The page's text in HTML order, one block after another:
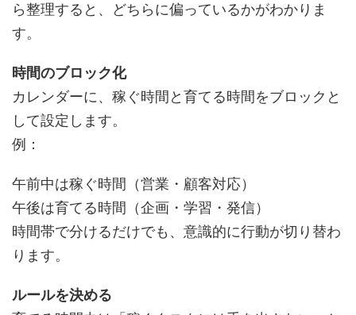
ら整理すると、どちらに偏っているかがわかりま
す。
時間のブロック化
カレンダーに、稼ぐ時間と育てる時間をブロックと
して設定します。
例：
午前中は稼ぐ時間（営業・顧客対応）
午後は育てる時間（企画・学習・発信）
時間帯で分けるだけでも、意識的に行動が切り替わ
ります。
ルールを決める